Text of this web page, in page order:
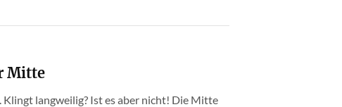
Mitte
langweilig? Ist es aber nicht! Die Mitte